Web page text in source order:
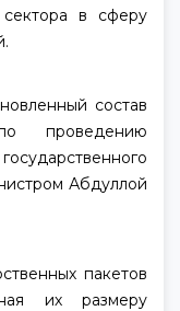
в сферу
состав
проведению
Абдуллой
пакетов
их размеру